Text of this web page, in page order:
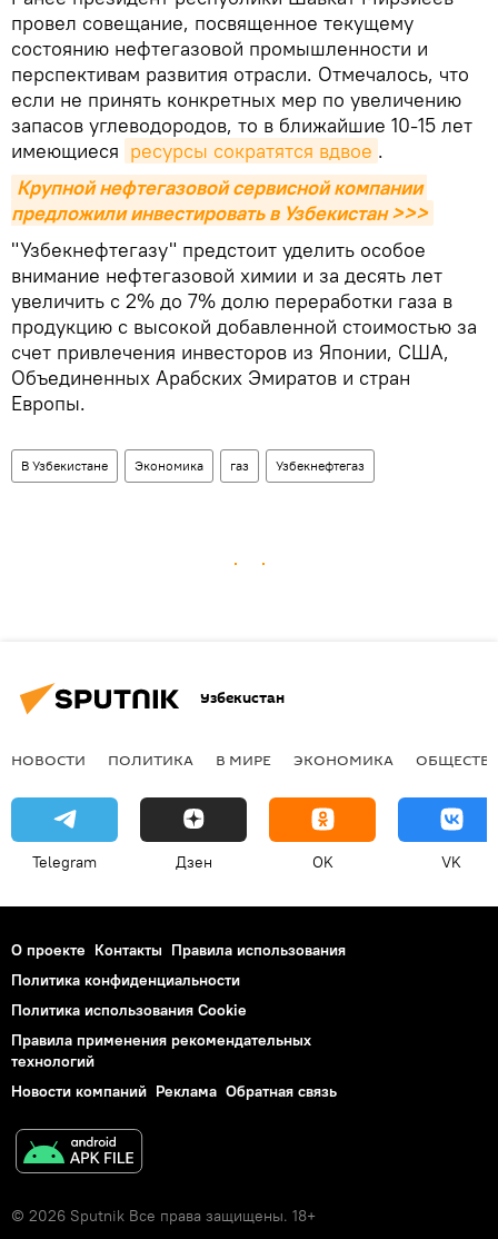
провел совещание, посвященное текущему
состоянию нефтегазовой промышленности и
перспективам развития отрасли. Отмечалось, что
если не принять конкретных мер по увеличению
запасов углеводородов, то в ближайшие 10-15 лет
имеющиеся ресурсы сократятся вдвое .
Крупной нефтегазовой сервисной компании
предложили инвестировать в Узбекистан >>>
"Узбекнефтегазу" предстоит уделить особое
внимание нефтегазовой химии и за десять лет
увеличить с 2% до 7% долю переработки газа в
продукцию с высокой добавленной стоимостью за
счет привлечения инвесторов из Японии, США,
Объединенных Арабских Эмиратов и стран
Европы.
В Узбекистане Экономика газ Узбекнефтегаз
Узбекистан
НОВОСТИ ПОЛИТИКА В МИРЕ ЭКОНОМИКА
Telegram Дзен OK VK
О проекте Контакты Правила использования
Политика конфиденциальности
Политика использования Cookie
Правила применения рекомендательных
технологий
Новости компаний Реклама Обратная связь
© 2026 Sputnik Все права защищены. 18+